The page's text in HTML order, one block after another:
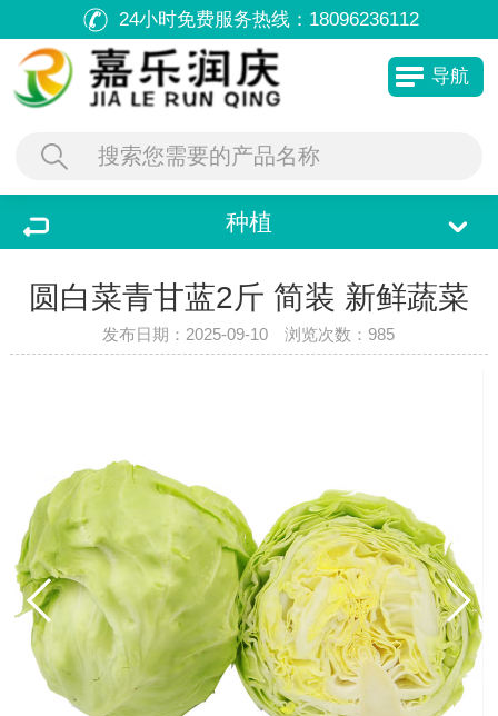
24小时免费服务热线： 18096236112
导航
种植
圆白菜青甘蓝2斤 简装 新鲜蔬菜
发布日期：2025-09-10 浏览次数： 985